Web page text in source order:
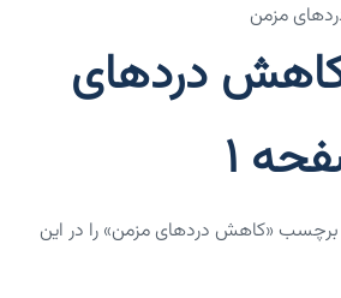
مزمن
دردهای
1
برچسب «کاهش دردهای مزمن» را در این